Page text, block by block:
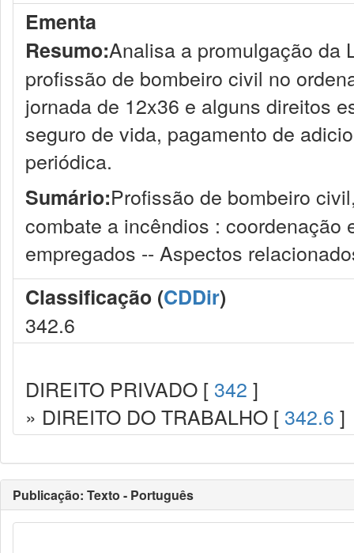
Ementa
Resumo:Analisa a promulgação da
profissão de bombeiro civil no
jornada de 12x36 e alguns direitos
seguro de vida, pagamento de
periódica.
Sumário:Profissão de bombeiro
combate a incêndios :
empregados -- Aspectos
Classificação (CDDir)
342.6
DIREITO PRIVADO [ 342 ]
» DIREITO DO TRABALHO [ 342.6 ]
Publicação: Texto - Português